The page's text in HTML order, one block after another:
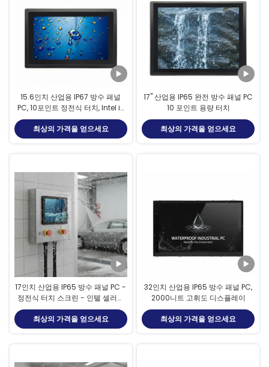
15.6인치 산업용 IP67 방수 패널
PC, 10포인트 정전식 터치, Intel i7
8550U
최상의 가격을 얻으세요
17" 산업용 IP65 완전 방수 패널 PC
10 포인트 용량 터치
최상의 가격을 얻으세요
17인치 산업용 IP65 방수 패널 PC -
정전식 터치 스크린 - 인텔 셀러론
J1900 팬리스 임베디드 컴퓨터
최상의 가격을 얻으세요
32인치 산업용 IP65 방수 패널 PC,
2000니트 고휘도 디스플레이
최상의 가격을 얻으세요